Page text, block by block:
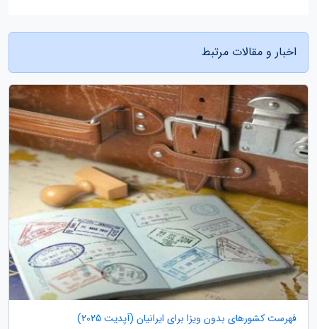
اخبار و مقالات مرتبط
فهرست کشورهای بدون ویزا برای ایرانیان (آپدیت 2025)